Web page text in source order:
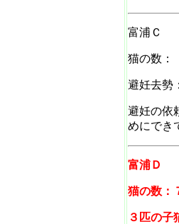
富浦Ｃ
猫の数：
避妊去勢
避妊の依
めにでき
富浦Ｄ
猫の数：
３匹の子